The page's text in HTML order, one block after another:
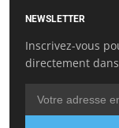
NEWSLETTER
Inscrivez-vous
directement